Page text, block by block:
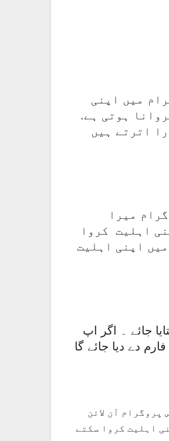
میں اپنی
ہوتی ہے.
اترتے ہیں
میرا
اہلیت کروا
اپنی اہلیت
جائے ۔ اگر اپ
دے دیا جائے گا
آن لائن
اہلیت کروا سکتے